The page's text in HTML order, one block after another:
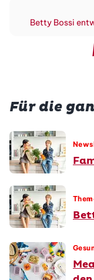
Betty Bossi
Für die